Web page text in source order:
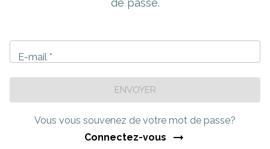
de passe.
E-mail *
ENVOYER
Vous vous souvenez de votre mot de passe?
Connectez-vous